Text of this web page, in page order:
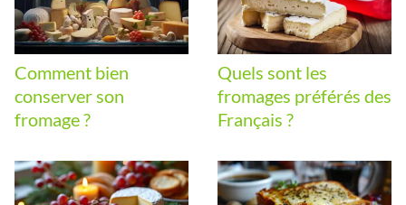
Comment bien
conserver son
fromage ?
Quels sont les
fromages préférés des
Français ?